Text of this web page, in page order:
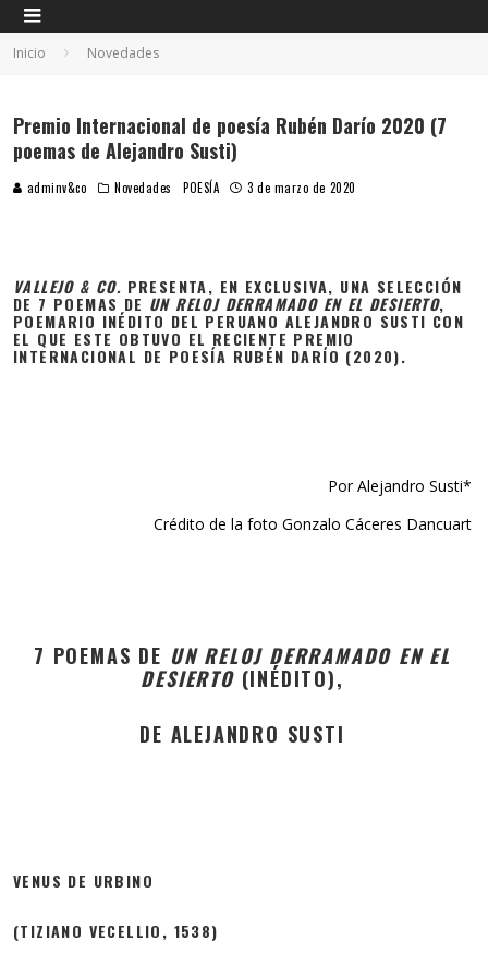
Inicio Novedades
Premio Internacional de poesía Rubén Darío 2020 (7
poemas de Alejandro Susti)
adminv&co Novedades POESÍA 3 de marzo de 2020
VALLEJO & CO. PRESENTA, EN EXCLUSIVA, UNA SELECCIÓN
DE 7 POEMAS DE UN RELOJ DERRAMADO EN EL DESIERTO,
POEMARIO INÉDITO DEL PERUANO ALEJANDRO SUSTI CON
EL QUE ESTE OBTUVO EL RECIENTE PREMIO
INTERNACIONAL DE POESÍA RUBÉN DARÍO (2020).
Por Alejandro Susti*
Crédito de la foto Gonzalo Cáceres Dancuart
7 POEMAS DE UN RELOJ DERRAMADO EN EL
DESIERTO(INÉDITO),
DE ALEJANDRO SUSTI
VENUS DE URBINO
(TIZIANO VECELLIO, 1538)